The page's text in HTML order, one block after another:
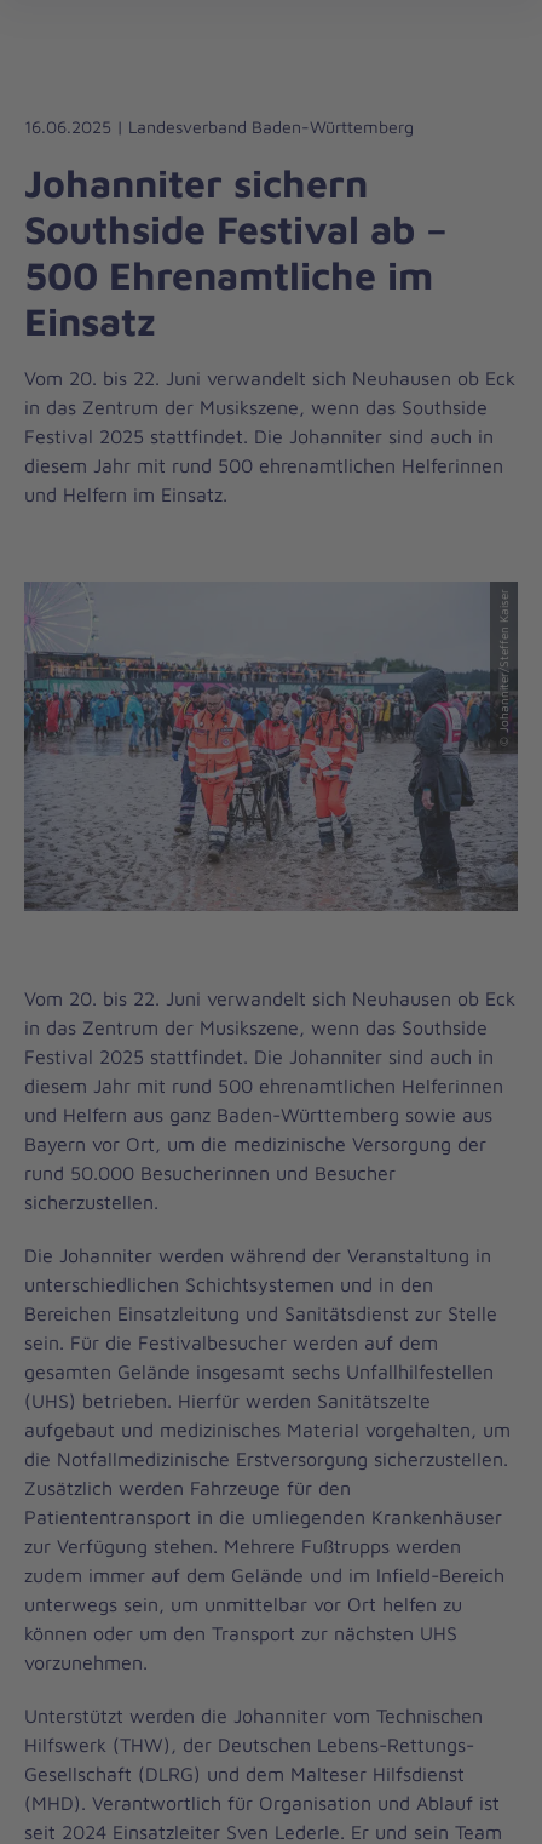
Liebe
Leben
16.06.2025 | Landesverband Baden-Württemberg
Johanniter sichern
Southside Festival ab –
500 Ehrenamtliche im
Einsatz
Vom 20. bis 22. Juni verwandelt sich Neuhausen ob Eck
in das Zentrum der Musikszene, wenn das Southside
Festival 2025 stattfindet. Die Johanniter sind auch in
diesem Jahr mit rund 500 ehrenamtlichen Helferinnen
und Helfern im Einsatz.
© Johanniter/Steffen Kaiser
Vom 20. bis 22. Juni verwandelt sich Neuhausen ob Eck
in das Zentrum der Musikszene, wenn das Southside
Festival 2025 stattfindet. Die Johanniter sind auch in
diesem Jahr mit rund 500 ehrenamtlichen Helferinnen
und Helfern aus ganz Baden-Württemberg sowie aus
Bayern vor Ort, um die medizinische Versorgung der
rund 50.000 Besucherinnen und Besucher
sicherzustellen.
Die Johanniter werden während der Veranstaltung in
unterschiedlichen Schichtsystemen und in den
Bereichen Einsatzleitung und Sanitätsdienst zur Stelle
sein. Für die Festivalbesucher werden auf dem
gesamten Gelände insgesamt sechs Unfallhilfestellen
(UHS) betrieben. Hierfür werden Sanitätszelte
aufgebaut und medizinisches Material vorgehalten, um
die Notfallmedizinische Erstversorgung sicherzustellen.
Zusätzlich werden Fahrzeuge für den
Patiententransport in die umliegenden Krankenhäuser
zur Verfügung stehen. Mehrere Fußtrupps werden
zudem immer auf dem Gelände und im Infield-Bereich
unterwegs sein, um unmittelbar vor Ort helfen zu
können oder um den Transport zur nächsten UHS
vorzunehmen.
Unterstützt werden die Johanniter vom Technischen
Hilfswerk (THW), der Deutschen Lebens-Rettungs-
Gesellschaft (DLRG) und dem Malteser Hilfsdienst
(MHD). Verantwortlich für Organisation und Ablauf ist
seit 2024 Einsatzleiter Sven Lederle. Er und sein Team